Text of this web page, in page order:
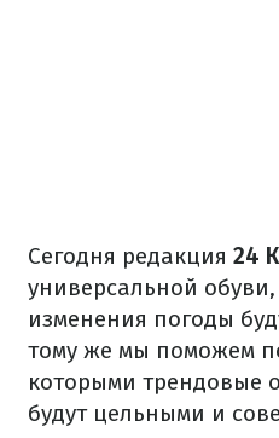
Сегодня редакция 24
универсальной
изменения погоды
тому же мы поможем
которыми трендовые
будут цельными и